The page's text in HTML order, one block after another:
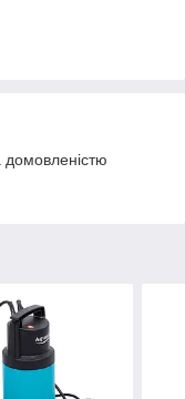
домовленістю